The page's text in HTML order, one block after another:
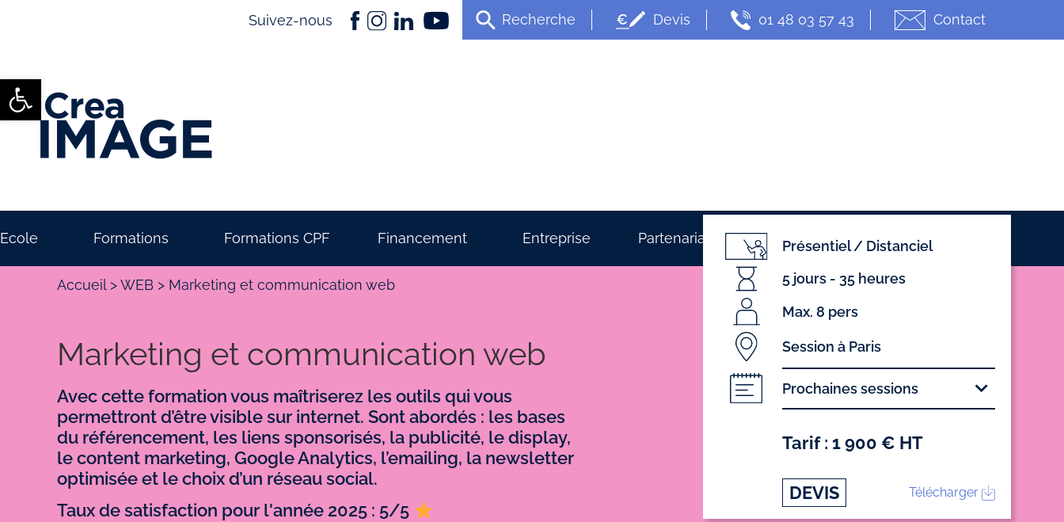
Ouvrir la barre d’outils
Suivez-nous Contact
01 48 03 57 43
Devis
Recherche
Ecole Formations Formations CPF Financement Entreprise Partenariat Actualités
Accueil>WEB > Marketing et communication web
Marketing et communication web
Avec cette formation vous maîtriserez les outils qui vous
permettront d’être visible sur internet. Sont abordés : les bases
du référencement, les liens sponsorisés, la publicité, le display,
le content marketing, Google Analytics, l’emailing, la newsletter
optimisée et le choix d’un réseau social.
Taux de satisfaction pour l'année 2025 : 5/5
Présentiel / Distanciel
5 jours - 35 heures
Max. 8 pers
Session à Paris
Prochaines sessions
Tarif : 1 900 € HT
DEVIS Télécharger